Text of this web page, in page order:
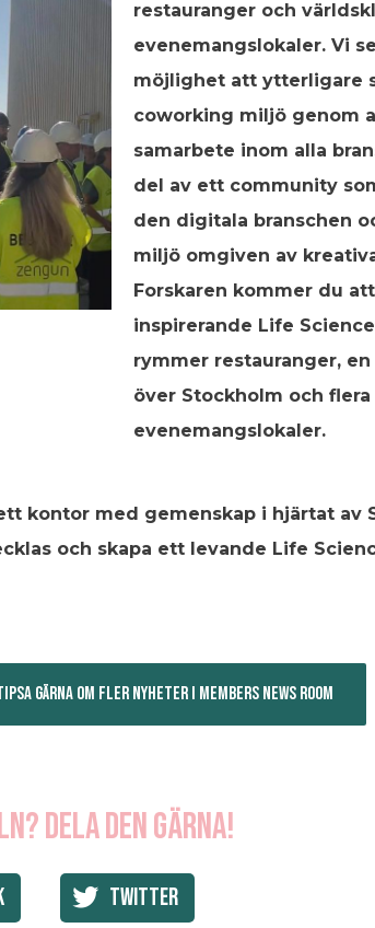
restauranger och
evenemangslokaler. Vi
möjlighet att ytterligare
coworking miljö genom
samarbete inom alla
del av ett community
den digitala branschen
miljö omgiven av
Forskaren kommer du
inspirerande Life
rymmer restauranger,
över Stockholm och
evenemangslokaler.
kontor med gemenskap i hjärtat av
och skapa ett levande Life
GÄRNA OM FLER NYHETER I MEMBERS NEWS ROOM
Dela den gärna!
Twitter